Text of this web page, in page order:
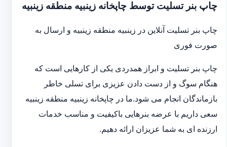
چاپ بنر تسلیت توسط چاپخانه زینبیه منطقه زینبیه
چاپ بنر تسلیت آنلاین در زینبیه منطقه زینبیه و ارسال به
صورت فوری
چاپ بنر تسلیت و ابراز همدردی یکی از کارهایی است که
هنگام سوگ و از دست دادن عزیزی برای تسلی خاطر
بازماندگان انجام می شود.ما در چاپخانه زینبیه منطقه زینبیه
سعی داریم با عرضه بنرهایی باکیفیت و مناسب خدمات
ارزنده ای به شما عزیزان ارائه دهیم.